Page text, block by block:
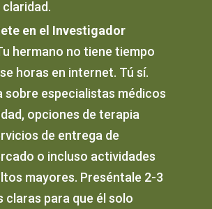
en el Investigador
hermano no tiene tiempo
horas en internet. Tú sí.
sobre especialistas médicos
opciones de terapia
de entrega de
o incluso actividades
mayores. Preséntale 2-3
claras para que él solo